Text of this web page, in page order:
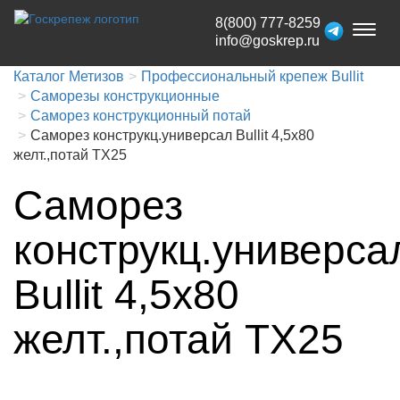
Toggle
8(800) 777-8259
info@goskrep.ru
Каталог Метизов
Профессиональный крепеж Bullit
Саморезы конструкционные
Саморез конструкционный потай
Саморез конструкц.универсал Bullit 4,5х80
желт.,потай TX25
Саморез
Bullit 4,5х80
желт.,потай TX25